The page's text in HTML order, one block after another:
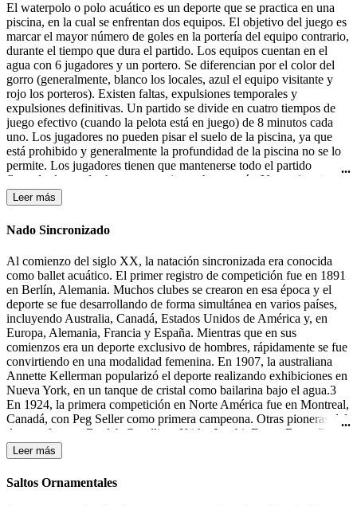
1908, se creo la Federación Internacional de Natación (FINA). El
estilo mariposa fue desarrollado en la década de 1930 y fue en un
primer momento una variante del estilo braza, hasta que fue
aceptado como un estilo independiente en 1952.
El waterpolo o polo acuático es un deporte que se practica en una
piscina, en la cual se enfrentan dos equipos. El objetivo del juego es
marcar el mayor número de goles en la portería del equipo contrario,
durante el tiempo que dura el partido. Los equipos cuentan en el
agua con 6 jugadores y un portero. Se diferencian por el color del
gorro (generalmente, blanco los locales, azul el equipo visitante y
rojo los porteros). Existen faltas, expulsiones temporales y
expulsiones definitivas. Un partido se divide en cuatro tiempos de
juego efectivo (cuando la pelota está en juego) de 8 minutos cada
uno. Los jugadores no pueden pisar el suelo de la piscina, ya que
está prohibido y generalmente la profundidad de la piscina no se lo
permite. Los jugadores tienen que mantenerse todo el partido
flotando, lo que les hace consumir mucha energía. Un equipo tiene
30 segundos de posesión de la pelota para efectuar un lanzamiento a
la portería contraria.
Leer más
Nado Sincronizado
Al comienzo del siglo XX, la natación sincronizada era conocida
como ballet acuático. El primer registro de competición fue en 1891
en Berlín, Alemania. Muchos clubes se crearon en esa época y el
deporte se fue desarrollando de forma simultánea en varios países,
incluyendo Australia, Canadá, Estados Unidos de América y, en
Europa, Alemania, Francia y España. Mientras que en sus
comienzos era un deporte exclusivo de hombres, rápidamente se fue
convirtiendo en una modalidad femenina. En 1907, la australiana
Annette Kellerman popularizó el deporte realizando exhibiciones en
Nueva York, en un tanque de cristal como bailarina bajo el agua.3
En 1924, la primera competición en Norte América fue en Montreal,
Canadá, con Peg Seller como primera campeona. Otras pioneras del
deporte fueron: Beulah Gundling, Käthe Jacobi, Dawn Bean, Billie
MacKellar, Teresa Anderson y Gail Johnson. Muchas de las
competiciones de esos días todavía se desarrollaban en lagos y ríos.
Durante los años 30 del siglo XX tuvieron lugar las primeras
competiciones en Alemania, Canadá y los Estados Unidos.4 En
Leer más
Saltos Ornamentales